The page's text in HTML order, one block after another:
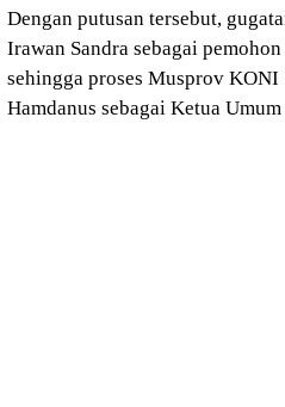
Dengan putusan tersebut,
Irawan Sandra sebagai
sehingga proses Musprov
Hamdanus sebagai Ketua Umum